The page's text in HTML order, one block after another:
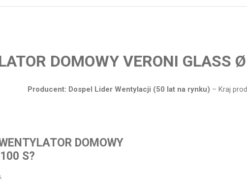
DOMOWY VERONI GLASS
Producent: Dospel Lider Wentylacji (50 lat na rynku) – Kraj
DOMOWY
S?